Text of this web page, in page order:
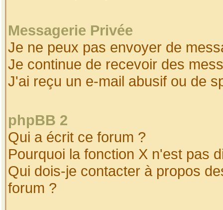
Messagerie Privée
Je ne peux pas envoyer de
Je continue de recevoir des
J'ai reçu un e-mail abusif ou de
phpBB 2
Qui a écrit ce forum ?
Pourquoi la fonction X n'est pas
Qui dois-je contacter à propos
forum ?